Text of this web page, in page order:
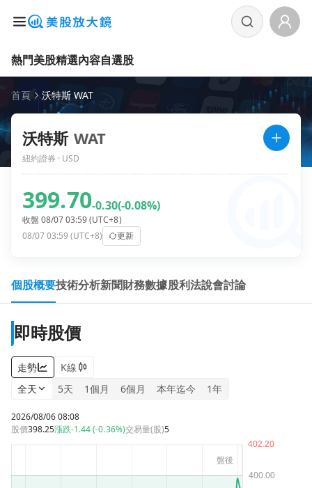
熱門美股精選內容自選股
首頁 沃特斯 WAT
沃特斯 WAT
紐約證券 · USD
399.70-0.30(-0.08%)
收盤 08/07 03:59 (UTC+8)
08/07 03:59 (UTC+8)
更新
個股概要技術分析新聞財務數據股利法說會討論
即時股價
走勢
K線
全天
5天 1個月 6個月 本年迄今 1年
2026/08/06 08:08
股價398.25漲跌-1.44 (-0.36%)交易量(股)5